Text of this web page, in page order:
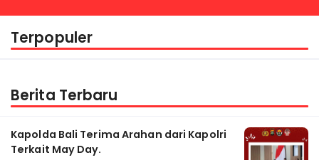
Terpopuler
Berita Terbaru
Kapolda Bali Terima Arahan dari Kapolri
Terkait May Day.